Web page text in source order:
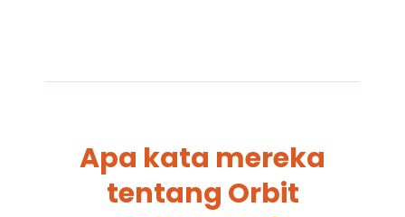
Apa kata mereka
tentang Orbit